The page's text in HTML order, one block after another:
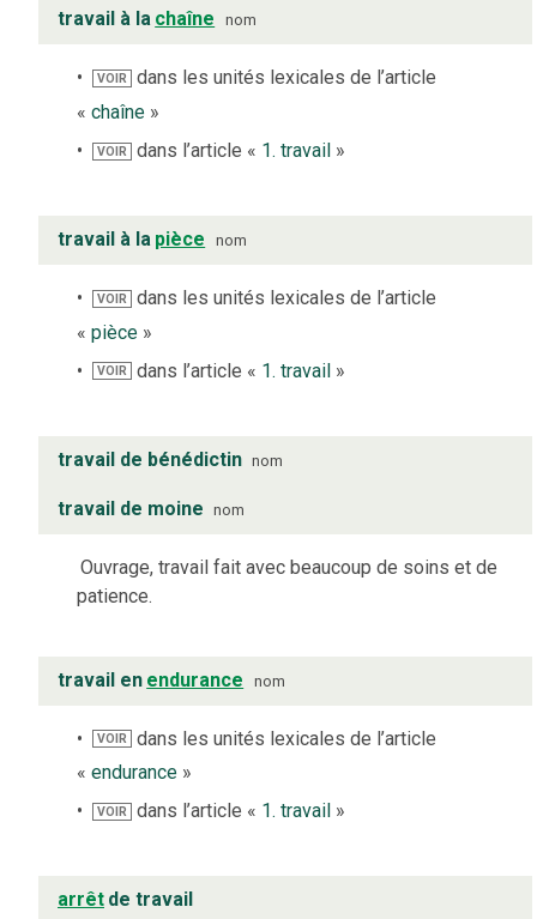
travail à la chaîne nom
VOIR
dans les unités lexicales de l’article
« chaîne »
VOIR dans l’article « 1. travail »
travail à la pièce nom
VOIR
dans les unités lexicales de l’article
« pièce »
VOIR dans l’article « 1. travail »
travail de bénédictin nom
travail de moine nom
Ouvrage, travail fait avec beaucoup de soins et de
patience.
travail en endurance nom
VOIR
dans les unités lexicales de l’article
« endurance »
VOIR dans l’article « 1. travail »
arrêt de travail